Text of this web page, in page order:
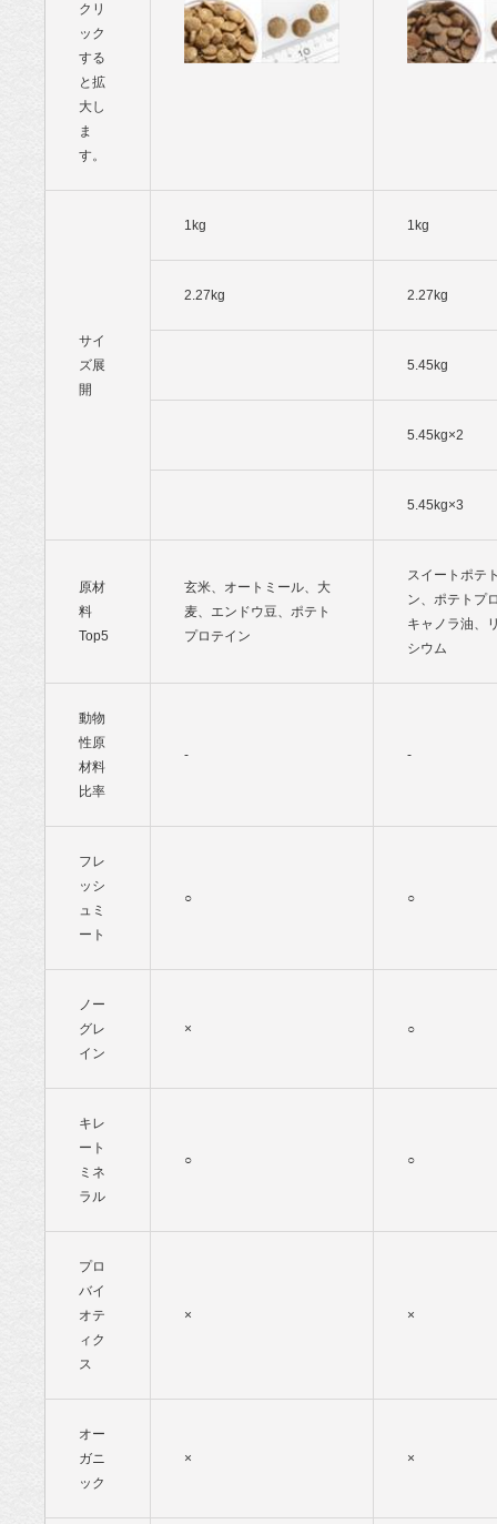
クリ
ック
する
と拡
大し
ま
す。
サイ
ズ展
開
1kg 1kg
2.27kg 2.27kg
5.45kg
5.45kg×2
5.45kg×3
原材
料
Top5
玄米、オートミール、大
麦、エンドウ豆、ポテト
プロテイン
スイートポテ
ン、ポテトプ
キャノラ油、
シウム
動物
性原
材料
比率
- -
フレ
ッシ
ュミ
ート
○ ○
ノー
グレ
イン
× ○
キレ
ート
ミネ
ラル
○ ○
プロ
バイ
オテ
ィク
ス
× ×
オー
ガニ
ック
× ×